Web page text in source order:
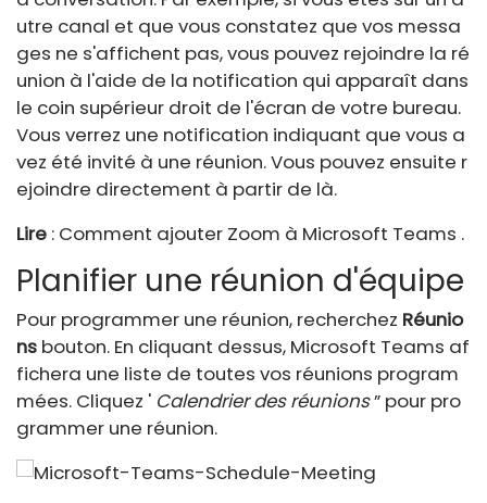
utre canal et que vous constatez que vos messa
ges ne s'affichent pas, vous pouvez rejoindre la ré
union à l'aide de la notification qui apparaît dans
le coin supérieur droit de l'écran de votre bureau.
Vous verrez une notification indiquant que vous a
vez été invité à une réunion. Vous pouvez ensuite r
ejoindre directement à partir de là.
Lire : Comment ajouter Zoom à Microsoft Teams .
Planifier une réunion d'équipe
Pour programmer une réunion, recherchez Réunio
ns bouton. En cliquant dessus, Microsoft Teams af
fichera une liste de toutes vos réunions program
mées. Cliquez ' Calendrier des réunions” pour pro
grammer une réunion.